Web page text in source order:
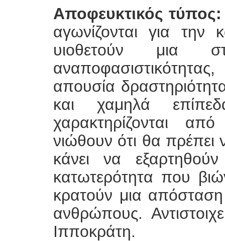
Αποφευκτικός τύπος:
αγωνίζονται για την
υιοθετούν μια
απουσία
και χαμηλά
χαρακτηρίζονται
νιώθουν ότι θα
κάνει να
κατωτερότητα που
κρατούν μια
ανθρώπους.
Ιπποκράτη.